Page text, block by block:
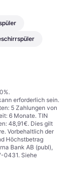
erforderlich sein.
5 Zahlungen von
6 Monate. TIN
48,91€. Dies gilt
Vorbehaltlich der
Höchstbetrag
Bank AB (publ),
0431. Siehe